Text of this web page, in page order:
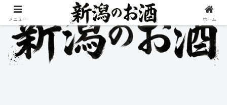
メニュー ホーム